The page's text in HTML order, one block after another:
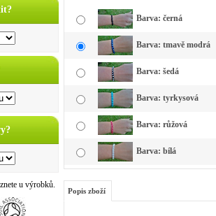
u výrobků.
Barva: černá
Barva: tmavě modrá
Barva: šedá
Barva: tyrkysová
Barva: růžová
Barva: bílá
Popis zboží